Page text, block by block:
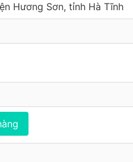
Hương Sơn, tỉnh Hà Tĩnh